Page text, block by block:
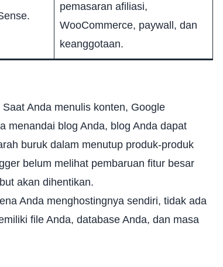
pemasaran afiliasi,
WooCommerce, paywall, dan
keanggotaan.
Anda menulis konten, Google
menandai blog Anda, blog Anda dapat
buruk dalam menutup produk-produk
belum melihat pembaruan fitur besar
akan dihentikan.
Anda menghostingnya sendiri, tidak ada
file Anda, database Anda, dan masa